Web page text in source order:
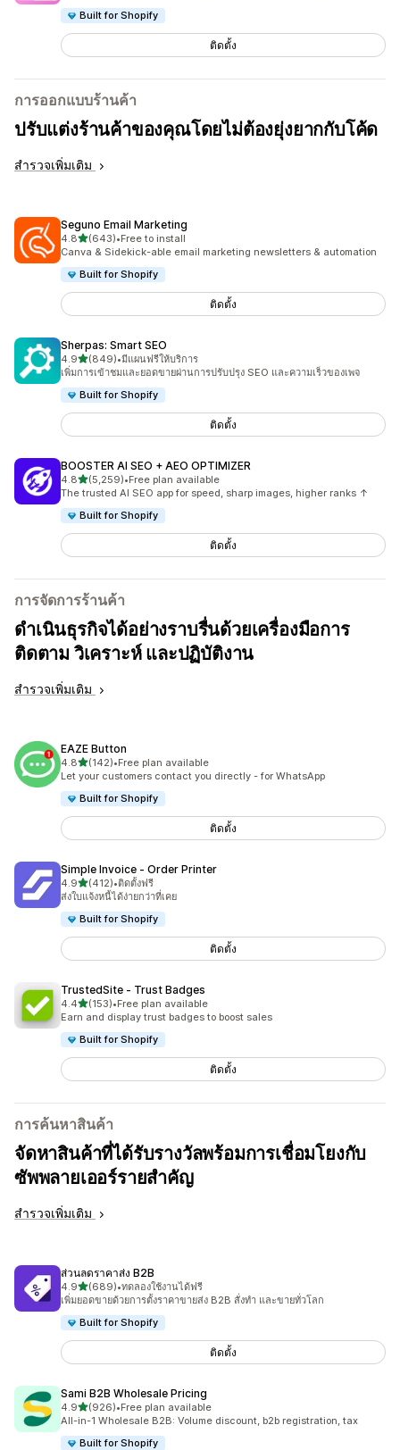
Built for Shopify
ติดตั้ง
การออกแบบร้านค้า
ปรับแต่งร้านค้าของคุณโดยไม่ต้องยุ่งยากกับโค้ด
สำรวจเพิ่มเติม
Seguno Email Marketing
4.8เต็ม 5 ดาว
(643)
ทั้งหมด 643 รีวิว
•Free to install
Canva & Sidekick-able email marketing newsletters & automation
Built for Shopify
ติดตั้ง
Sherpas: Smart SEO
4.9เต็ม 5 ดาว
(849)
ทั้งหมด 849 รีวิว
•มีแผนฟรีให้บริการ
เพิ่มการเข้าชมและยอดขายผ่านการปรับปรุง SEO และความเร็วของเพจ
Built for Shopify
ติดตั้ง
BOOSTER AI SEO + AEO OPTIMIZER
4.8เต็ม 5 ดาว
(5,259)
ทั้งหมด 5259 รีวิว
•Free plan available
The trusted AI SEO app for speed, sharp images, higher ranks ↑
Built for Shopify
ติดตั้ง
การจัดการร้านค้า
ดำเนินธุรกิจได้อย่างราบรื่นด้วยเครื่องมือการ
ติดตาม วิเคราะห์ และปฏิบัติงาน
สำรวจเพิ่มเติม
EAZE Button
4.8เต็ม 5 ดาว
(142)
ทั้งหมด 142 รีวิว
•Free plan available
Let your customers contact you directly - for WhatsApp
Built for Shopify
ติดตั้ง
Simple Invoice ‑ Order Printer
4.9เต็ม 5 ดาว
(412)
ทั้งหมด 412 รีวิว
•ติดตั้งฟรี
ส่งใบแจ้งหนี้ได้ง่ายกว่าที่เคย
Built for Shopify
ติดตั้ง
TrustedSite ‑ Trust Badges
4.4เต็ม 5 ดาว
(153)
ทั้งหมด 153 รีวิว
•Free plan available
Earn and display trust badges to boost sales
Built for Shopify
ติดตั้ง
การค้นหาสินค้า
จัดหาสินค้าที่ได้รับรางวัลพร้อมการเชื่อมโยงกับ
ซัพพลายเออร์รายสำคัญ
สำรวจเพิ่มเติม
ส่วนลดราคาส่ง B2B
4.9เต็ม 5 ดาว
(689)
ทั้งหมด 689 รีวิว
•ทดลองใช้งานได้ฟรี
เพิ่มยอดขายด้วยการตั้งราคาขายส่ง B2B สั่งทำ และขายทั่วโลก
Built for Shopify
ติดตั้ง
Sami B2B Wholesale Pricing
4.9เต็ม 5 ดาว
(926)
ทั้งหมด 926 รีวิว
•Free plan available
All-in-1 Wholesale B2B: Volume discount, b2b registration, tax
Built for Shopify